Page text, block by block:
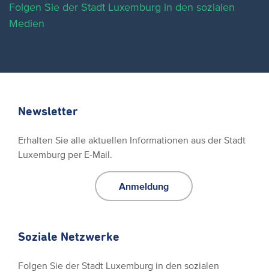
Folgen Sie der Stadt Luxemburg in den sozialen
Medien
Newsletter
Erhalten Sie alle aktuellen Informationen aus der Stadt
Luxemburg per E-Mail.
Anmeldung
Soziale Netzwerke
Folgen Sie der Stadt Luxemburg in den sozialen